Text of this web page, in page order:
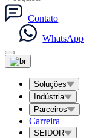
Contato
WhatsApp
Soluções
Indústria
Parceiros
Carreira
SEIDOR